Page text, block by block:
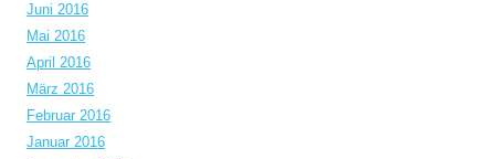
Juni 2016
Mai 2016
April 2016
März 2016
Februar 2016
Januar 2016